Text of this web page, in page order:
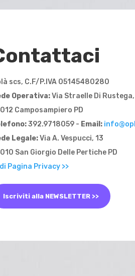
scs, C.F/P.IVA 05145480280
Operativa:Via Straelle Di Rustega,
Camposampiero PD
392.9718059 - Email:
Legale:Via A. Vespucci, 13
San Giorgio Delle Pertiche PD
Pagina Privacy >>
Iscriviti alla NEWSLETTER >>